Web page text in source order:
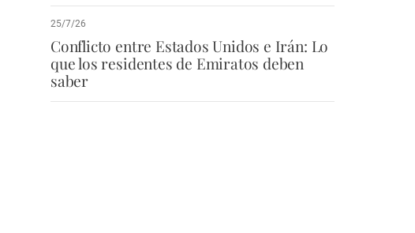
25/7/26
Conflicto entre Estados Unidos e Irán: Lo
que los residentes de Emiratos deben
saber